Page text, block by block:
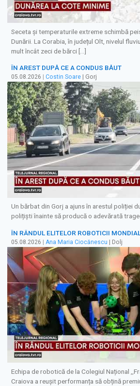
Seceta și temperaturile extreme schimbă
Dunării. La Corabia, în județul Olt, nivelul
mult încât zeci de bărci […]
ÎN AREST DUPĂ CE A CONDUS BĂUT
05.08.2026 Costin Soare | Gorj
Un bărbat din Gorj a ajuns în arestul poliției
polițiști înainte să producă o adevărată
ÎN RÂNDUL ELITELOR ROBOTICII
05.08.2026 | Ana Maria Ciocănescu | Dolj
Echipa de robotică de la Colegiul Național
Craiova a reușit performanța să obțină